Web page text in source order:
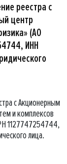
реестра с
центр
(АО
ИНН
с Акционерным
и комплексов
1127747254744,
лица.